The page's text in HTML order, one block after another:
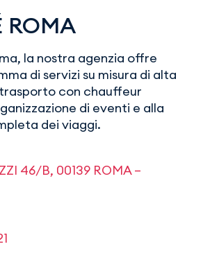
ROMA
la nostra agenzia offre
di servizi su misura di alta
con chauffeur
di eventi e alla
dei viaggi.
46/B, 00139 ROMA –